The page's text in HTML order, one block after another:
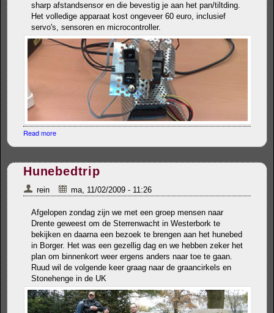
sharp afstandsensor en die bevestig je aan het pan/tiltding.
Het volledige apparaat kost ongeveer 60 euro, inclusief
servo's, sensoren en microcontroller.
Read more
Hunebedtrip
rein ma, 11/02/2009 - 11:26
Afgelopen zondag zijn we met een groep mensen naar
Drente geweest om de Sterrenwacht in Westerbork te
bekijken en daarna een bezoek te brengen aan het hunebed
in Borger. Het was een gezellig dag en we hebben zeker het
plan om binnenkort weer ergens anders naar toe te gaan.
Ruud wil de volgende keer graag naar de graancirkels en
Stonehenge in de UK